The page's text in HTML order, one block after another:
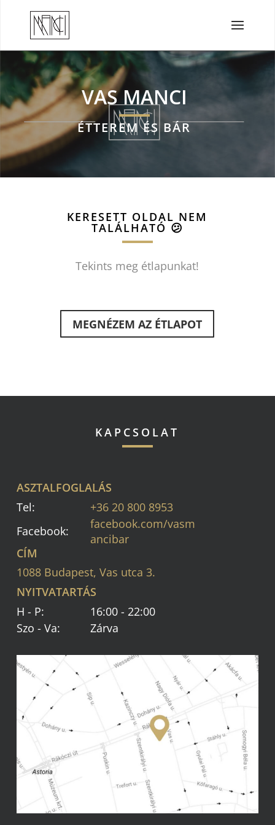
VAS MANCI
ÉTTEREM ÉS BÁR
KERESETT OLDAL NEM
TALÁLHATÓ 😕
Tekints meg étlapunkat!
MEGNÉZEM AZ ÉTLAPOT
KAPCSOLAT
ASZTALFOGLALÁS
Tel:
+36 20 800 8953
Facebook:
facebook.com/vasm
ancibar
CÍM
1088 Budapest, Vas utca 3.
NYITVATARTÁS
H - P:
16:00 - 22:00
Szo - Va:
Zárva